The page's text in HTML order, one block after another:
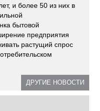
и более 50 из них в
бытовой
предприятия
растущий спрос
ДРУГИЕ НОВОСТИ